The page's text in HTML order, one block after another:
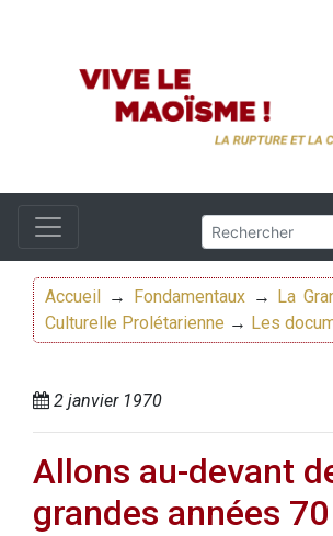
Accueil → Fondamentaux→
La
Culturelle Prolétarienne → Les
2 janvier 1970
Allons au-devant
grandes années